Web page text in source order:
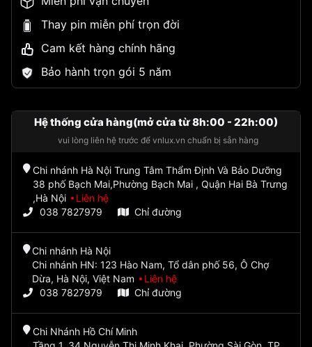
Thay pin miễn phí trọn đời
Cam kết hàng chính hãng
Bảo hành trọn gói 5 năm
Hệ thống cửa hàng(mở cửa từ 8h:00 - 22h:00)
vui lòng liên hệ trước để vnlux.vn chuẩn bị sẵn hàng
Chi nhánh Hà Nội Trung Tâm Thẩm Định Và Bảo Dưỡng
38 phố Bạch Mai,Phường Bạch Mai , Quận Hai Bà Trưng
,Hà Nội
Liên hệ
038 7827979
Chỉ đường
Chi nhánh Hà Nội
Chi nhánh HN: 123 Hào Nam, Tổ dân phố 56, Ô Chợ
Dừa, Hà Nội, Việt Nam
Liên hệ
038 7827979
Chỉ đường
Chi Nhánh Hồ Chí Minh